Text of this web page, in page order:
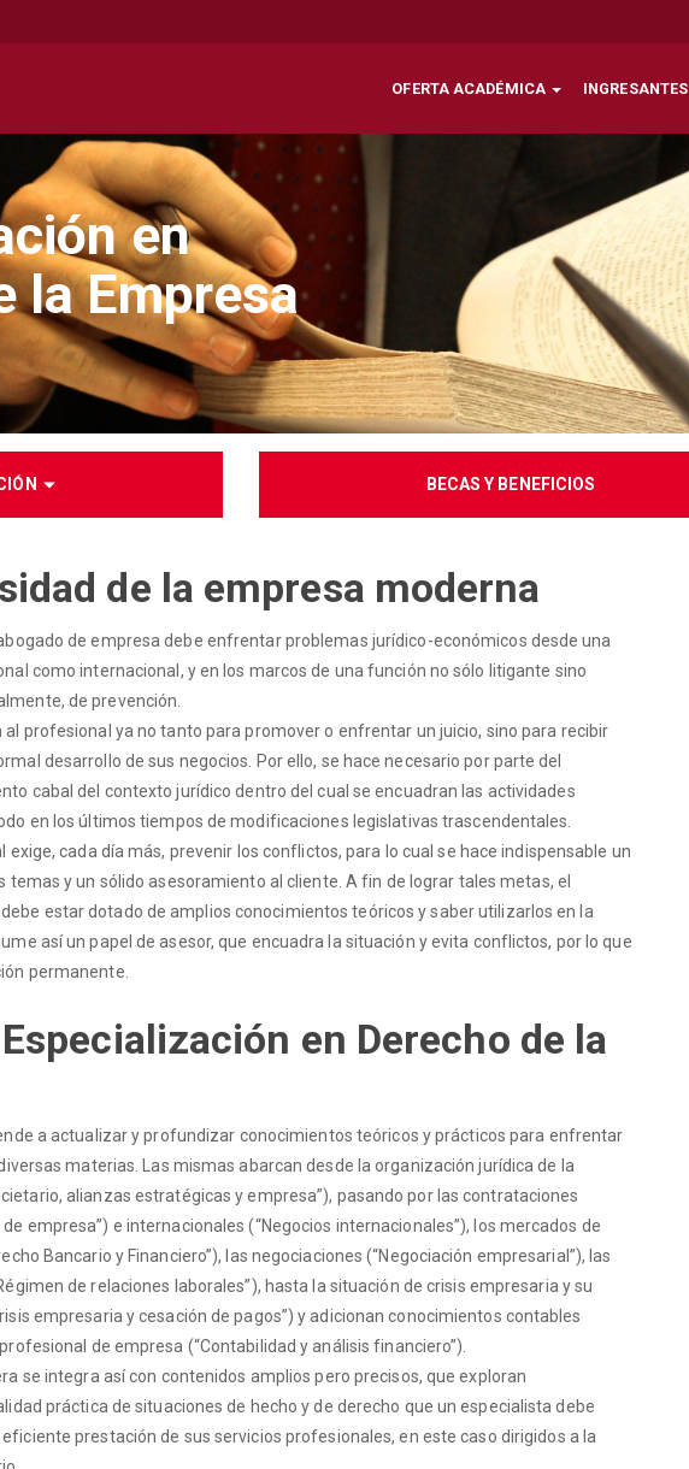
OFERTA ACADÉMICA INGRESANTES
en
la Empresa
BECAS Y BENEFICIOS
de la empresa moderna
de empresa debe enfrentar problemas jurídico-económicos desde una
como internacional, y en los marcos de una función no sólo litigante sino
de prevención.
profesional ya no tanto para promover o enfrentar un juicio, sino para recibir
desarrollo de sus negocios. Por ello, se hace necesario por parte del
cabal del contexto jurídico dentro del cual se encuadran las actividades
en los últimos tiempos de modificaciones legislativas trascendentales.
exige, cada día más, prevenir los conflictos, para lo cual se hace indispensable un
temas y un sólido asesoramiento al cliente. A fin de lograr tales metas, el
estar dotado de amplios conocimientos teóricos y saber utilizarlos en la
así un papel de asesor, que encuadra la situación y evita conflictos, por lo que
permanente.
en Derecho de la
a actualizar y profundizar conocimientos teóricos y prácticos para enfrentar
materias. Las mismas abarcan desde la organización jurídica de la
alianzas estratégicas y empresa”), pasando por las contrataciones
empresa”) e internacionales (“Negocios internacionales”), los mercados de
Bancario y Financiero”), las negociaciones (“Negociación empresarial”), las
de relaciones laborales”), hasta la situación de crisis empresaria y su
empresaria y cesación de pagos”) y adicionan conocimientos contables
de empresa (“Contabilidad y análisis financiero”).
se integra así con contenidos amplios pero precisos, que exploran
práctica de situaciones de hecho y de derecho que un especialista debe
prestación de sus servicios profesionales, en este caso dirigidos a la